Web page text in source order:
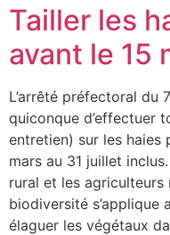
Tailler les
avant le 15
L’arrêté préfectoral du
quiconque d’effectuer
entretien) sur les haies
mars au 31 juillet
rural et les agriculteurs
biodiversité s’applique
élaguer les végétaux